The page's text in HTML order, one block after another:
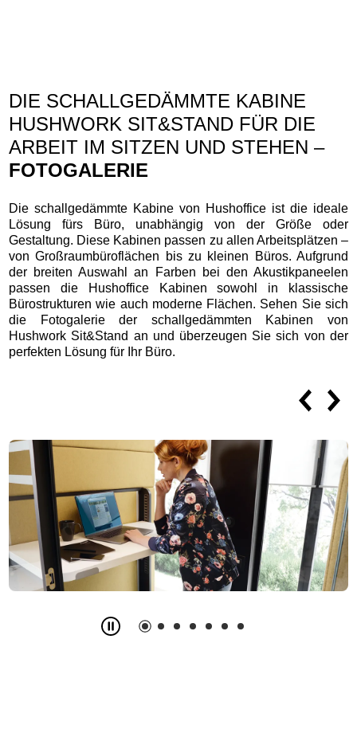
DIE SCHALLGEDÄMMTE KABINE
HUSHWORK SIT&STAND FÜR DIE
ARBEIT IM SITZEN UND STEHEN –
FOTOGALERIE
Die schallgedämmte Kabine von Hushoffice ist die ideale
Lösung fürs Büro, unabhängig von der Größe oder
Gestaltung. Diese Kabinen passen zu allen Arbeitsplätzen –
von Großraumbüroflächen bis zu kleinen Büros. Aufgrund
der breiten Auswahl an Farben bei den Akustikpaneelen
passen die Hushoffice Kabinen sowohl in klassische
Bürostrukturen wie auch moderne Flächen. Sehen Sie sich
die Fotogalerie der schallgedämmten Kabinen von
Hushwork Sit&Stand an und überzeugen Sie sich von der
perfekten Lösung für Ihr Büro.